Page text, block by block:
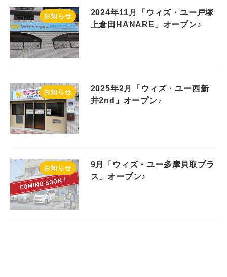
お知らせ
2024年11月「ウィズ・ユー戸塚
上倉田HANARE」オープン♪
お知らせ
2025年2月「ウィズ・ユー西新
井2nd」オープン♪
お知らせ
9月「ウィズ・ユー多摩貝取プラ
ス」オープン♪